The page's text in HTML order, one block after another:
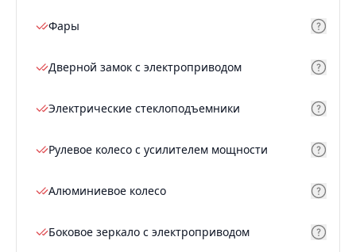
Фары
Дверной замок с электроприводом
Электрические стеклоподъемники
Рулевое колесо с усилителем мощности
Алюминиевое колесо
Боковое зеркало с электроприводом